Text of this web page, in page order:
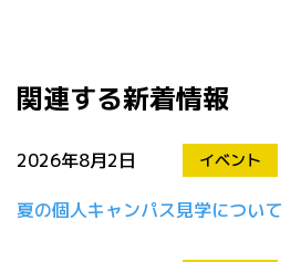
関連する新着情報
2026年8月2日 イベント
夏の個人キャンパス見学について